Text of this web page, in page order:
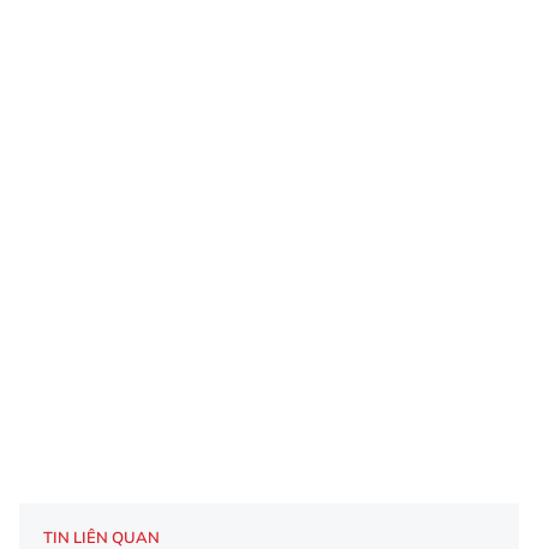
TIN LIÊN QUAN